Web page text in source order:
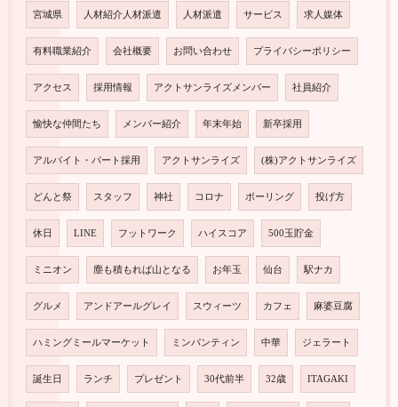
宮城県 人材紹介人材派遣 人材派遣 サービス 求人媒体
有料職業紹介 会社概要 お問い合わせ プライバシーポリシー
アクセス 採用情報 アクトサンライズメンバー 社員紹介
愉快な仲間たち メンバー紹介 年末年始 新卒採用
アルバイト・パート採用 アクトサンライズ (株)アクトサンライズ
どんと祭 スタッフ 神社 コロナ ボーリング 投げ方
休日 LINE フットワーク ハイスコア 500玉貯金
ミニオン 塵も積もれば山となる お年玉 仙台 駅ナカ
グルメ アンドアールグレイ スウィーツ カフェ 麻婆豆腐
ハミングミールマーケット ミンパンティン 中華 ジェラート
誕生日 ランチ プレゼント 30代前半 32歳 ITAGAKI